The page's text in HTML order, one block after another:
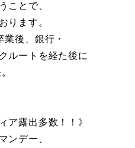
ことで、
ります。
後、銀行・
ルートを経た後に
ア露出多数！！》
ンデー、